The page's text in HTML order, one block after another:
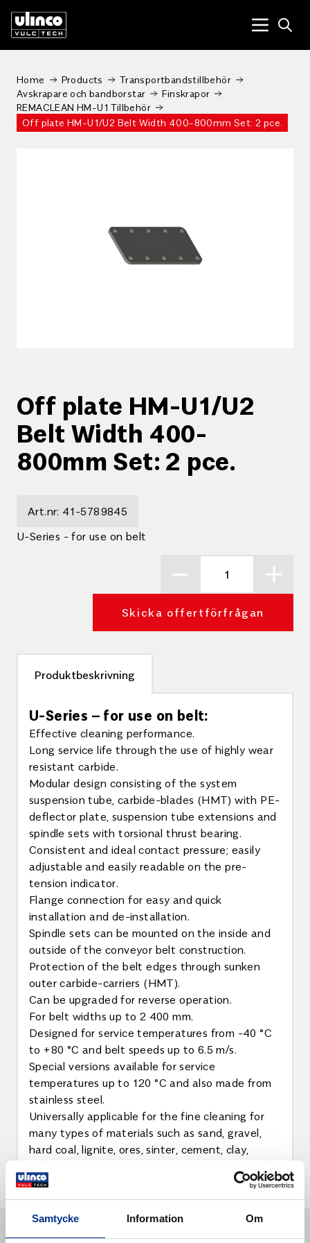
Samtycke Information Om
Menu
Home Products
Transportbandstillbehör
Avskrapare och bandborstar
Finskrapor
REMACLEAN HM-U1 Tillbehör
Off plate HM-U1/U2 Belt Width 400-800mm Set: 2 pce.
Off plate HM-U1/U2
Belt Width 400-
800mm Set: 2 pce.
Art.nr: 41-5789845
U-Series - for use on belt
Skicka offertförfrågan
Produktbeskrivning
U-Series – for use on belt:
Effective cleaning performance.
Long service life through the use of highly wear
resistant carbide.
Modular design consisting of the system
suspension tube, carbide-blades (HMT) with PE-
deflector plate, suspension tube extensions and
spindle sets with torsional thrust bearing.
Consistent and ideal contact pressure; easily
adjustable and easily readable on the pre-
tension indicator.
Flange connection for easy and quick
installation and de-installation.
Spindle sets can be mounted on the inside and
outside of the conveyor belt construction.
Protection of the belt edges through sunken
outer carbide-carriers (HMT).
Can be upgraded for reverse operation.
For belt widths up to 2 400 mm.
Designed for service temperatures from -40 °C
to +80 °C and belt speeds up to 6.5 m/s.
Special versions available for service
temperatures up to 120 °C and also made from
stainless steel.
Universally applicable for the fine cleaning for
many types of materials such as sand, gravel,
hard coal, lignite, ores, sinter, cement, clay,